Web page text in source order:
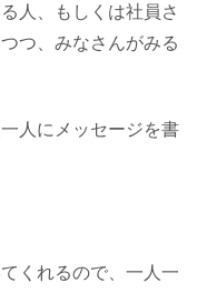
人、もしくは社員さ
つ、みなさんがみる
人にメッセージを書
くれるので、一人一